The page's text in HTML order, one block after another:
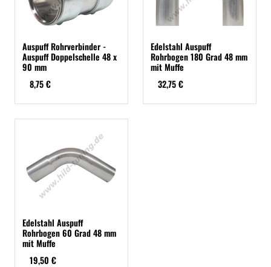
Auspuff Rohrverbinder -
Auspuff Doppelschelle 48 x
90 mm
8,75 €
Edelstahl Auspuff
Rohrbogen 180 Grad 48 mm
mit Muffe
32,75 €
Edelstahl Auspuff
Rohrbogen 60 Grad 48 mm
mit Muffe
19,50 €